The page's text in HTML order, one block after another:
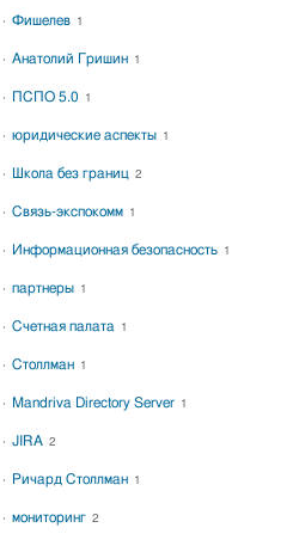
Фишелев 1
Анатолий Гришин 1
ПСПО 5.0 1
юридические аспекты 1
Школа без границ 2
Связь-экспокомм 1
Информационная безопасность 1
партнеры 1
Счетная палата 1
Столлман 1
Mandriva Directory Server 1
JIRA 2
Ричард Столлман 1
мониторинг 2